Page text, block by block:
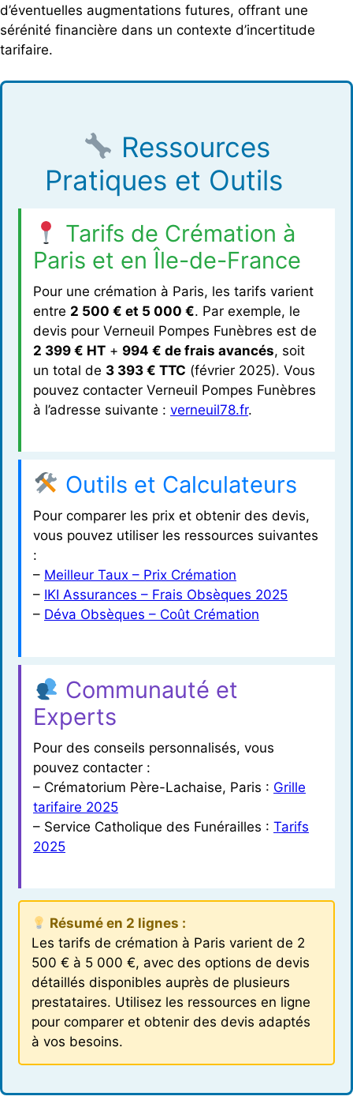
d’éventuelles augmentations futures, offrant une
sérénité financière dans un contexte d’incertitude
tarifaire.
Ressources
Pratiques et Outils
Tarifs de Crémation à
Paris et en Île-de-France
Pour une crémation à Paris, les tarifs varient
entre 2 500 € et 5 000 €. Par exemple, le
devis pour Verneuil Pompes Funèbres est de
2 399 € HT + 994 € de frais avancés, soit
un total de 3 393 € TTC (février 2025). Vous
pouvez contacter Verneuil Pompes Funèbres
à l’adresse suivante : verneuil78.fr.
Outils et Calculateurs
Pour comparer les prix et obtenir des devis,
vous pouvez utiliser les ressources suivantes
:
– Meilleur Taux – Prix Crémation
– IKI Assurances – Frais Obsèques 2025
– Déva Obsèques – Coût Crémation
Communauté et
Experts
Pour des conseils personnalisés, vous
pouvez contacter :
– Crématorium Père-Lachaise, Paris : Grille
tarifaire 2025
– Service Catholique des Funérailles : Tarifs
2025
Résumé en 2 lignes :
Les tarifs de crémation à Paris varient de 2
500 € à 5 000 €, avec des options de devis
détaillés disponibles auprès de plusieurs
prestataires. Utilisez les ressources en ligne
pour comparer et obtenir des devis adaptés
à vos besoins.